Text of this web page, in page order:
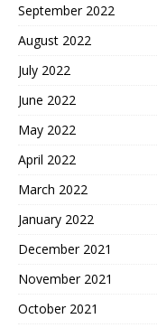
September 2022
August 2022
July 2022
June 2022
May 2022
April 2022
March 2022
January 2022
December 2021
November 2021
October 2021